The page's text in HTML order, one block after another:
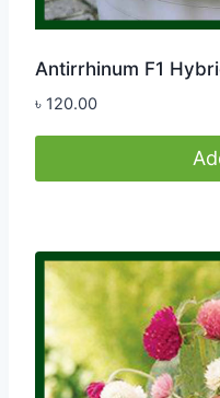
Antirrhinum F1
৳ 120.00